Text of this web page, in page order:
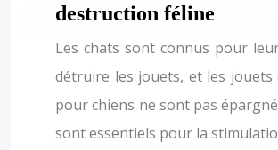
destruction féline
Les chats sont connus pour
détruire les jouets, et les jouets
pour chiens ne sont pas
sont essentiels pour la